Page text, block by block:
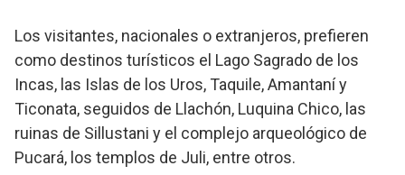
Los visitantes, nacionales o extranjeros, prefieren
como destinos turísticos el Lago Sagrado de los
Incas, las Islas de los Uros, Taquile, Amantaní y
Ticonata, seguidos de Llachón, Luquina Chico, las
ruinas de Sillustani y el complejo arqueológico de
Pucará, los templos de Juli, entre otros.